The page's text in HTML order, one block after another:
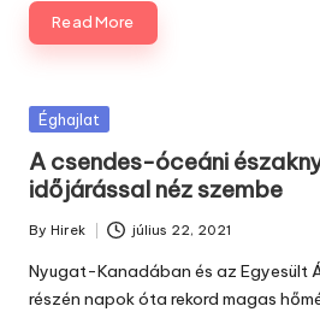
Read More
Posted
Éghajlat
A csendes-óceáni
időjárással néz szembe
Posted
by
By Hirek július 22, 2021
Nyugat-Kanadában és az Egyesült
részén napok óta rekord magas